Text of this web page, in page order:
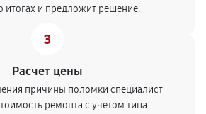
итогах и предложит решение.
3
Расчет цены
причины поломки специалист
ремонта с учетом типа